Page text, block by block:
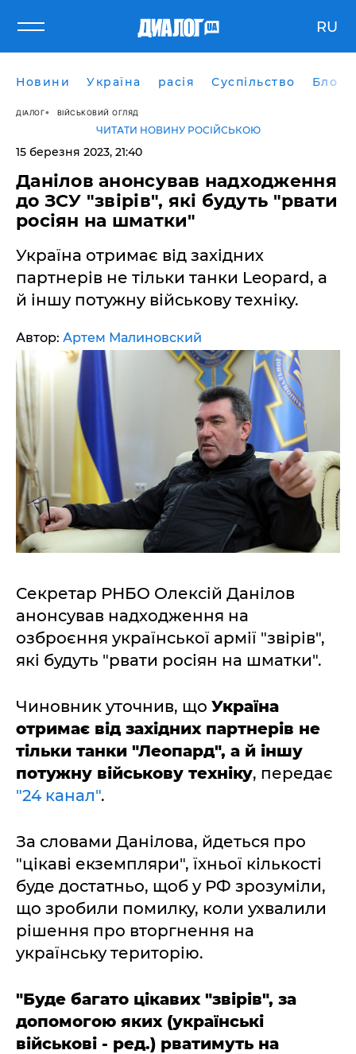
RU
Новини Україна расія Суспільство Блоги
ДІАЛОГ ВІЙСЬКОВИЙ ОГЛЯД
ЧИТАТИ НОВИНУ РОСІЙСЬКОЮ
15 березня 2023, 21:40
Данілов анонсував надходження
до ЗСУ "звірів", які будуть "рвати
росіян на шматки"
Україна отримає від західних
партнерів не тільки танки Leopard, а
й іншу потужну військову техніку.
Автор: Артем Малиновский
Секретар РНБО Олексій Данілов
анонсував надходження на
озброєння української армії "звірів",
які будуть "рвати росіян на шматки".
Чиновник уточнив, що Україна
отримає від західних партнерів не
тільки танки "Леопард", а й іншу
потужну військову техніку, передає
"24 канал".
За словами Данілова, йдеться про
"цікаві екземпляри", їхньої кількості
буде достатньо, щоб у РФ зрозуміли,
що зробили помилку, коли ухвалили
рішення про вторгнення на
українську територію.
"Буде багато цікавих "звірів", за
допомогою яких (українські
військові - ред.) рватимуть на